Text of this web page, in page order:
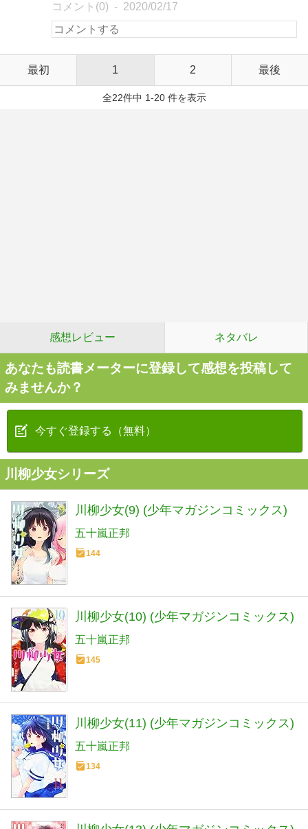
コメント(0) 2020/02/17
最初 1 2 最後
全22件中 1-20 件を表示
感想レビュー ネタバレ
あなたも読書メーターに登録して感想を投稿して
みませんか？
今すぐ登録する（無料）
川柳少女シリーズ
川柳少女(9) (少年マガジンコミックス)
五十嵐正邦
144
川柳少女(10) (少年マガジンコミックス)
五十嵐正邦
145
川柳少女(11) (少年マガジンコミックス)
五十嵐正邦
134